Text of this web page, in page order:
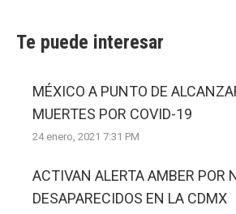
Te puede interesar
MÉXICO A PUNTO DE
MUERTES POR COVID-19
24 enero, 2021 7:31 PM
ACTIVAN ALERTA AMBER POR
DESAPARECIDOS EN LA CDMX